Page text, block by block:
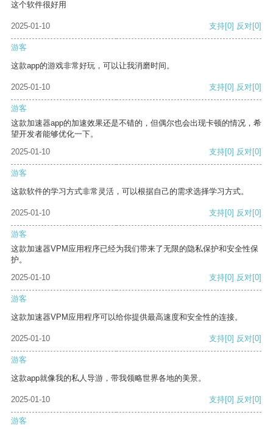
这个软件很好用
2025-01-10 支持[0] 反对[0]
游客
这款app的游戏非常好玩，可以让我消磨时间。
2025-01-10 支持[0] 反对[0]
游客
这款加速器app的加速效果还是不错的，但偶尔也会出现卡顿的情况，希
望开发者能够优化一下。
2025-01-10
支持[0] 反对[0]
游客
这款软件的学习方式非常灵活，可以根据自己的需求选择学习方式。
2025-01-10 支持[0] 反对[0]
游客
这款加速器VPM应用程序已经为我们带来了无限的隐私保护和安全性保
护。
2025-01-10
支持[0] 反对[0]
游客
这款加速器VPM应用程序可以给你提供最高速度和安全性的连接。
2025-01-10 支持[0] 反对[0]
游客
这款app就像我的私人导游，带我领略世界各地的美景。
2025-01-10 支持[0] 反对[0]
游客